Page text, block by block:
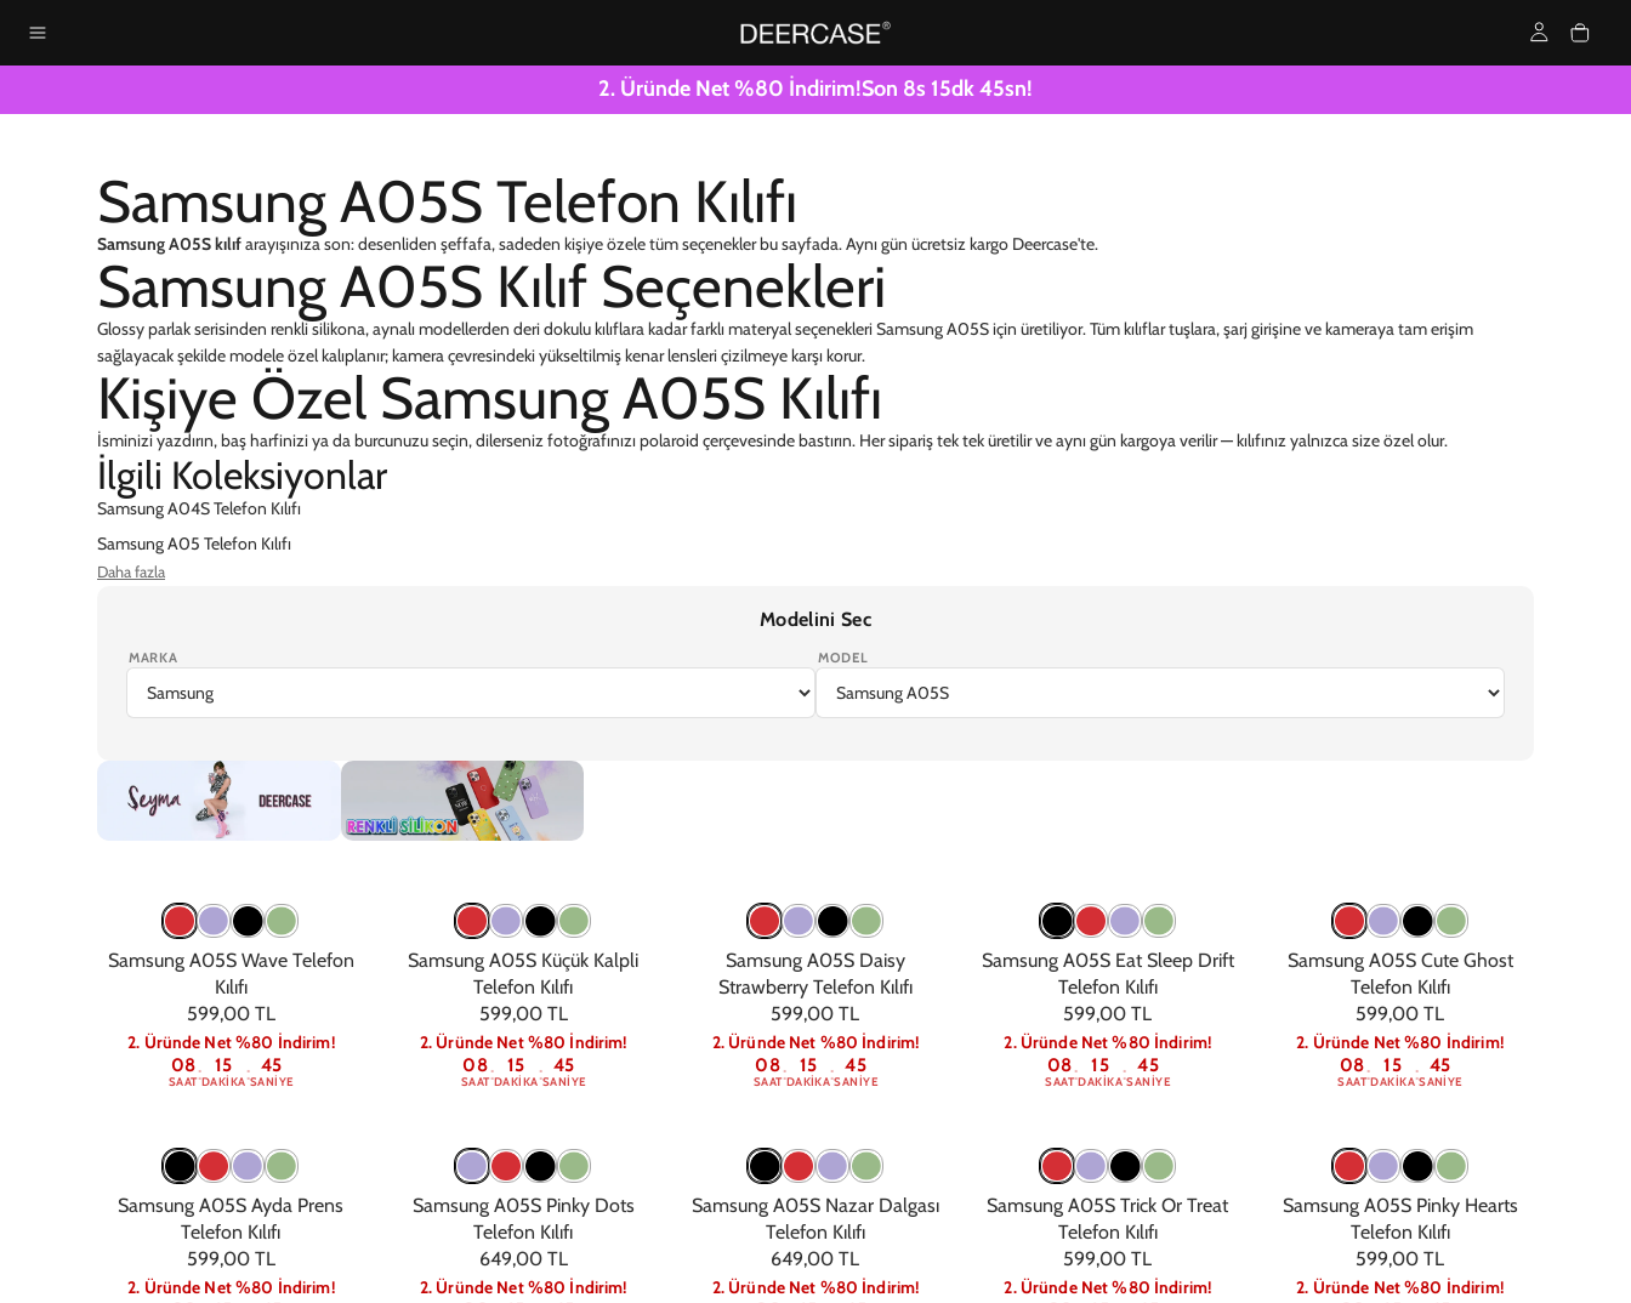
2. Üründe Net %80 İndirim!Son 8s 15dk44sn!
Samsung A05S Telefon Kılıfı
Samsung A05S kılıfarayışınıza son: desenliden şeffafa, sadeden kişiye özele tüm seçenekler bu sayfada. Aynı gün ücretsiz kargo Deercase'te.
Samsung A05S Kılıf Seçenekleri
Glossy parlak serisinden renkli silikona, aynalı modellerden deri dokulu kılıflara kadar farklı materyal seçenekleri Samsung A05S için üretiliyor. Tüm kılıflar tuşlara, şarj girişine ve kameraya tam erişim
sağlayacak şekilde modele özel kalıplanır; kamera çevresindeki yükseltilmiş kenar lensleri çizilmeye karşı korur.
Kişiye Özel Samsung A05S Kılıfı
İsminizi yazdırın, baş harfinizi ya da burcunuzu seçin, dilerseniz fotoğrafınızı polaroid çerçevesinde bastırın. Her sipariş tek tek üretilir ve aynı gün kargoya verilir — kılıfınız yalnızca size özel olur.
İlgili Koleksiyonlar
Samsung A04S Telefon Kılıfı
Samsung A05 Telefon Kılıfı
Samsung A10 S Telefon Kılıfı
Daha fazla
Modelini Sec
MARKA MODEL
Samsung A05S Wave Telefon
Kılıfı
599,00 TL
2. Üründe Net %80 İndirim!
08
SAAT: 15
DAKIKA: 44
SANIYE
Samsung A05S Küçük Kalpli
Telefon Kılıfı
599,00 TL
2. Üründe Net %80 İndirim!
08
SAAT: 15
DAKIKA: 44
SANIYE
Samsung A05S Daisy
Strawberry Telefon Kılıfı
599,00 TL
2. Üründe Net %80 İndirim!
08
SAAT: 15
DAKIKA: 44
SANIYE
Samsung A05S Eat Sleep Drift
Telefon Kılıfı
599,00 TL
2. Üründe Net %80 İndirim!
08
SAAT: 15
DAKIKA: 44
SANIYE
Samsung A05S Cute Ghost
Telefon Kılıfı
599,00 TL
2. Üründe Net %80 İndirim!
08
SAAT: 15
DAKIKA: 44
SANIYE
Samsung A05S Ayda Prens
Telefon Kılıfı
599,00 TL
2. Üründe Net %80 İndirim!
Samsung A05S Pinky Dots
Telefon Kılıfı
649,00 TL
2. Üründe Net %80 İndirim!
Samsung A05S Nazar Dalgası
Telefon Kılıfı
649,00 TL
2. Üründe Net %80 İndirim!
Samsung A05S Trick Or Treat
Telefon Kılıfı
599,00 TL
2. Üründe Net %80 İndirim!
Samsung A05S Pinky Hearts
Telefon Kılıfı
599,00 TL
2. Üründe Net %80 İndirim!